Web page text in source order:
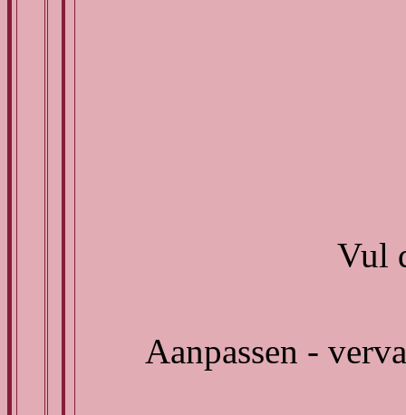
Vul
Aanpassen -